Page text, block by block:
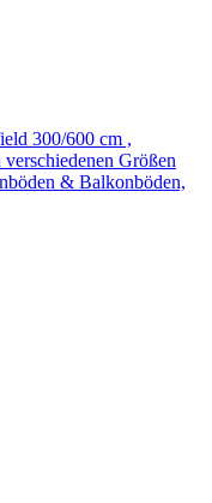
300/600 cm ,
Größen
& Balkonböden,